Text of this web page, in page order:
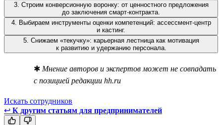
3. Строим конверсионную воронку: от ценностного предложения
до заключения смарт-контракта.
4. Выбираем инструменты оценки компетенций: ассессмент-центр
и кастинг.
5. Снижаем «текучку»: карьерная лестница как мотивация
к развитию и удержанию персонала.
✱ Мнение авторов и экспертов может не совпадать
с позицией редакции hh.ru
Искать сотрудников
↩ К другим статьям для предпринимателей